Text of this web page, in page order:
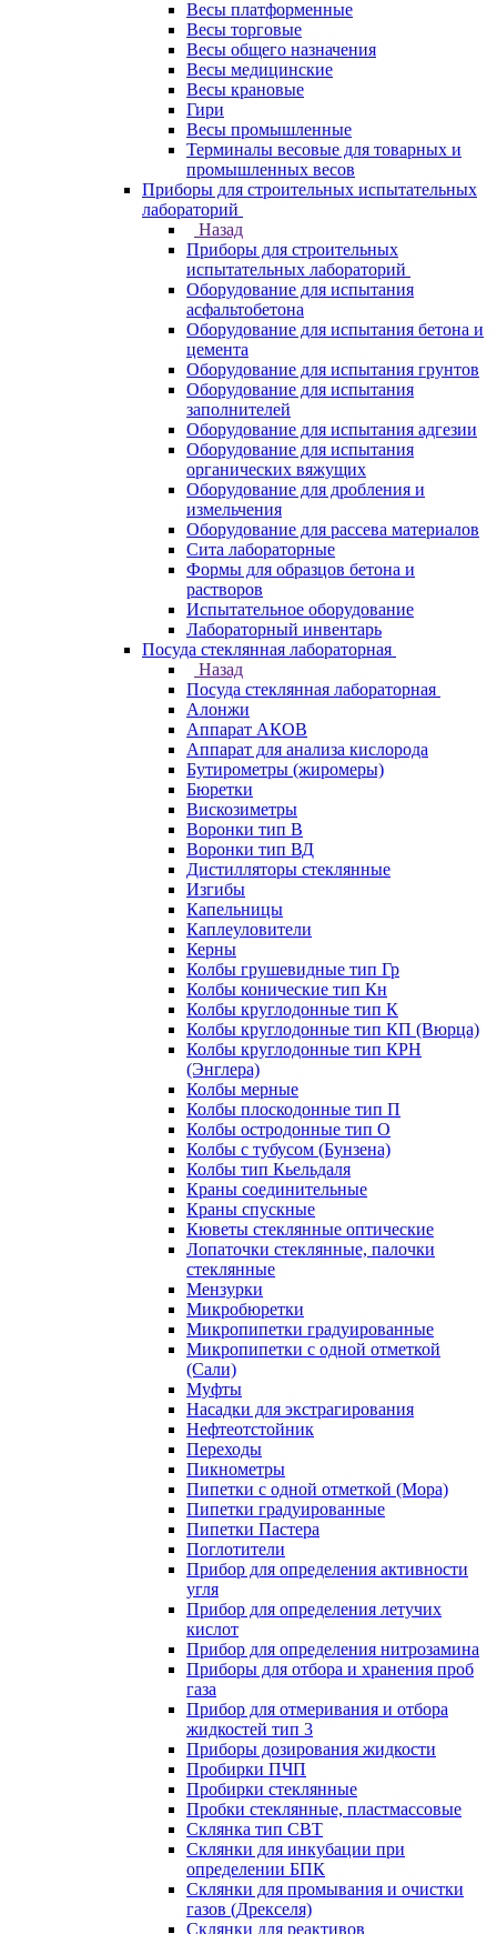
Весы платформенные
Весы торговые
Весы общего назначения
Весы медицинские
Весы крановые
Гири
Весы промышленные
Терминалы весовые для товарных и
промышленных весов
Приборы для строительных испытательных
лабораторий
Назад
Приборы для строительных
испытательных лабораторий
Оборудование для испытания
асфальтобетона
Оборудование для испытания бетона и
цемента
Оборудование для испытания грунтов
Оборудование для испытания
заполнителей
Оборудование для испытания адгезии
Оборудование для испытания
органических вяжущих
Оборудование для дробления и
измельчения
Оборудование для рассева материалов
Сита лабораторные
Формы для образцов бетона и
растворов
Испытательное оборудование
Лабораторный инвентарь
Посуда стеклянная лабораторная
Назад
Посуда стеклянная лабораторная
Алонжи
Аппарат АКОВ
Аппарат для анализа кислорода
Бутирометры (жиромеры)
Бюретки
Вискозиметры
Воронки тип В
Воронки тип ВД
Дистилляторы стеклянные
Изгибы
Капельницы
Каплеуловители
Керны
Колбы грушевидные тип Гр
Колбы конические тип Кн
Колбы круглодонные тип К
Колбы круглодонные тип КП (Вюрца)
Колбы круглодонные тип КРН
(Энглера)
Колбы мерные
Колбы плоскодонные тип П
Колбы остродонные тип О
Колбы с тубусом (Бунзена)
Колбы тип Кьельдаля
Краны соединительные
Краны спускные
Кюветы стеклянные оптические
Лопаточки стеклянные, палочки
стеклянные
Мензурки
Микробюретки
Микропипетки градуированные
Микропипетки с одной отметкой
(Сали)
Муфты
Насадки для экстрагирования
Нефтеотстойник
Переходы
Пикнометры
Пипетки с одной отметкой (Мора)
Пипетки градуированные
Пипетки Пастера
Поглотители
Прибор для определения активности
угля
Прибор для определения летучих
кислот
Прибор для определения нитрозамина
Приборы для отбора и хранения проб
газа
Прибор для отмеривания и отбора
жидкостей тип 3
Приборы дозирования жидкости
Пробирки ПЧП
Пробирки стеклянные
Пробки стеклянные, пластмассовые
Склянка тип СВТ
Склянки для инкубации при
определении БПК
Склянки для промывания и очистки
газов (Дрекселя)
Склянки для реактивов